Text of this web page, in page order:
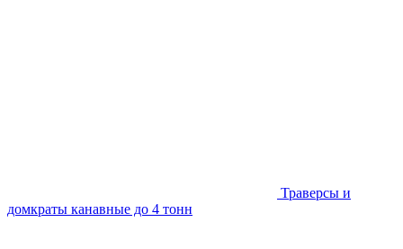
Траверсы и
домкраты канавные до 4 тонн